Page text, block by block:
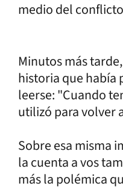
medio del
Minutos más
historia que había
leerse: "Cuando
utilizó para volver
Sobre esa misma
la cuenta a vos
más la polémica